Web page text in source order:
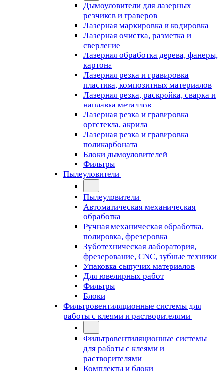
Дымоуловители для лазерных
резчиков и граверов
Лазерная маркировка и кодировка
Лазерная очистка, разметка и
сверление
Лазерная обработка дерева, фанеры,
картона
Лазерная резка и гравировка
пластика, композитных материалов
Лазерная резка, раскройка, сварка и
наплавка металлов
Лазерная резка и гравировка
оргстекла, акрила
Лазерная резка и гравировка
поликарбоната
Блоки дымоуловителей
Фильтры
Пылеуловители
Пылеуловители
Автоматическая механическая
обработка
Ручная механическая обработка,
полировка, фрезеровка
Зуботехническая лаборатория,
фрезерование, CNC, зубные техники
Упаковка сыпучих материалов
Для ювелирных работ
Фильтры
Блоки
Фильтровентиляционные системы для
работы с клеями и растворителями
Фильтровентиляционные системы
для работы с клеями и
растворителями
Комплекты и блоки